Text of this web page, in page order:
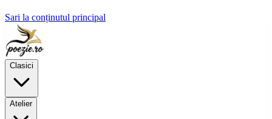
Sari la conținutul principal
Clasici
Atelier